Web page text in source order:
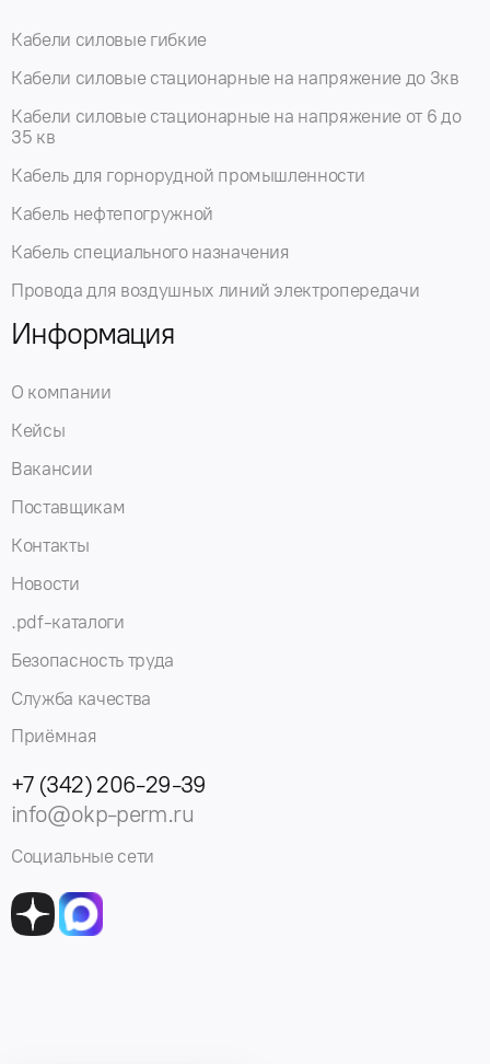
Кабели силовые гибкие
Кабели силовые стационарные на напряжение до 3кв
Кабели силовые стационарные на напряжение от 6 до
35 кв
Кабель для горнорудной промышленности
Кабель нефтепогружной
Кабель специального назначения
Провода для воздушных линий электропередачи
Информация
О компании
Кейсы
Вакансии
Поставщикам
Контакты
Новости
.pdf-каталоги
Безопасность труда
Служба качества
Приёмная
+7 (342) 206-29-39
info@okp-perm.ru
Социальные сети